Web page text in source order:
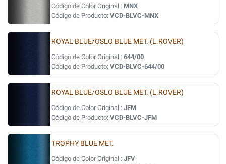
Código de Color Original : MNX
Código de Producto: VCD-BLVC-MNX
ROYAL BLUE/OSLO BLUE MET. (L.ROVER)
Código de Color Original : 644/00
Código de Producto: VCD-BLVC-644/00
ROYAL BLUE/OSLO BLUE MET. (L.ROVER)
Código de Color Original : JFM
Código de Producto: VCD-BLVC-JFM
TROPHY BLUE MET.
Código de Color Original : JFV